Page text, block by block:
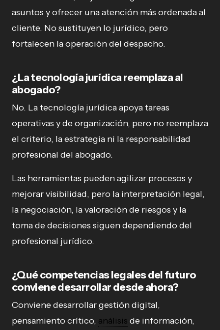
asuntos y ofrecer una atención más ordenada al
cliente. No sustituyen lo jurídico, pero
fortalecen la operación del despacho.
¿La tecnología jurídica reemplaza al
abogado?
No. La tecnología jurídica apoya tareas
operativas y de organización, pero no reemplaza
el criterio, la estrategia ni la responsabilidad
profesional del abogado.
Las herramientas pueden agilizar procesos y
mejorar visibilidad, pero la interpretación legal,
la negociación, la valoración de riesgos y la
toma de decisiones siguen dependiendo del
profesional jurídico.
¿Qué competencias legales del futuro
conviene desarrollar desde ahora?
Conviene desarrollar gestión digital,
pensamiento crítico, análisis de información,